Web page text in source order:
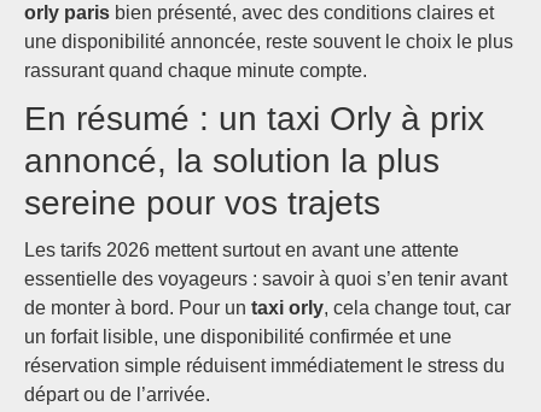
orly paris bien présenté, avec des conditions claires et
une disponibilité annoncée, reste souvent le choix le plus
rassurant quand chaque minute compte.
En résumé : un taxi Orly à prix
annoncé, la solution la plus
sereine pour vos trajets
Les tarifs 2026 mettent surtout en avant une attente
essentielle des voyageurs : savoir à quoi s’en tenir avant
de monter à bord. Pour un taxi orly, cela change tout, car
un forfait lisible, une disponibilité confirmée et une
réservation simple réduisent immédiatement le stress du
départ ou de l’arrivée.